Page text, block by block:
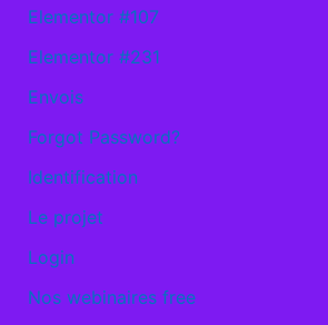
Elementor #107
Elementor #231
Envois
Forgot Password?
Identification
Le projet
Login
Nos webinaires free